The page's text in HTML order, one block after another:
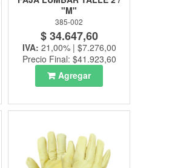
"M"
385-002
$ 34.647,60
IVA: 21,00% | $7.276,00
Precio Final: $41.923,60
Agregar